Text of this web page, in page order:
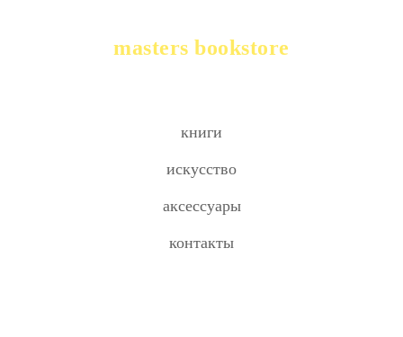
masters bookstore
книги
искусство
аксессуары
контакты